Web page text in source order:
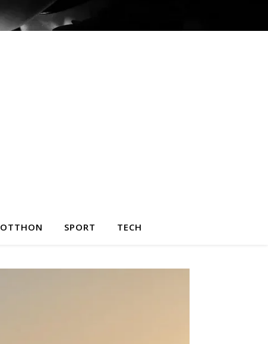
OTTHON SPORT TECH